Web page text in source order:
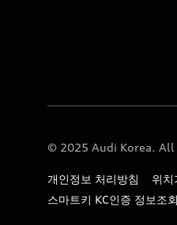
© 2025 Audi Korea. All
개인정보 처리방침 위치
스마트키 KC인증 정보조회